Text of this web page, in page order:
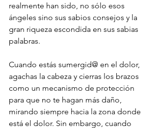
realmente han sido, no sólo esos
ángeles sino sus sabios consejos y la
gran riqueza escondida en sus sabias
palabras.
Cuando estás sumergid@ en el dolor,
agachas la cabeza y cierras los brazos
como un mecanismo de protección
para que no te hagan más daño,
mirando siempre hacia la zona donde
está el dolor. Sin embargo, cuando